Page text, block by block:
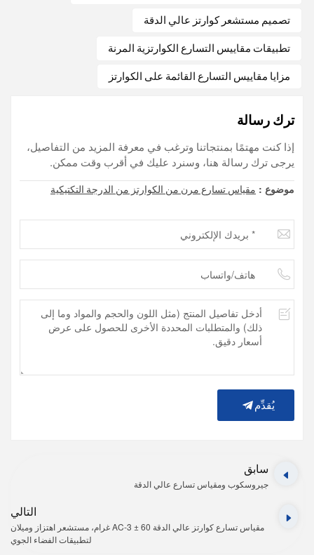
تصميم مستشعر كوارتز عالي الدقة
تطبيقات مقاييس التسارع الكوارتزية المرنة
مزايا مقاييس التسارع القائمة على الكوارتز
ترك رسالة
إذا كنت مهتمًا بمنتجاتنا وترغب في معرفة المزيد من التفاصيل،
يرجى ترك رسالة هنا، وسنرد عليك في أقرب وقت ممكن.
موضوع : مقياس تسارع مرن من الكوارتز من الدرجة التكتيكية
يُقدِّم
سابق
جيروسكوب ومقياس تسارع عالي الدقة
التالي
مقياس تسارع كوارتز عالي الدقة AC-3 ± 60 غرام، مستشعر اهتزاز وميلان
لتطبيقات الفضاء الجوي